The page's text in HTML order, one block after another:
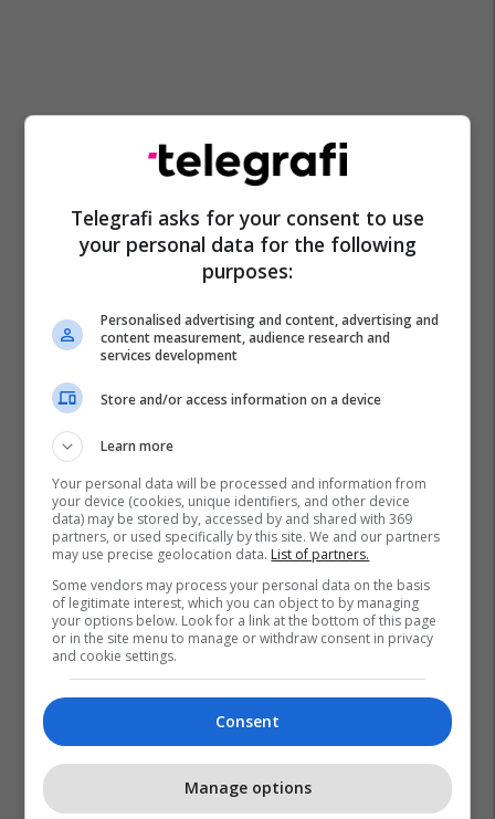
Telegrafi asks for your consent to use
your personal data for the following
purposes:
Personalised advertising and content, advertising and
content measurement, audience research and
services development
Store and/or access information on a device
Learn more
Your personal data will be processed and information from
your device (cookies, unique identifiers, and other device
data) may be stored by, accessed by and shared with 369
partners, or used specifically by this site. We and our partners
may use precise geolocation data. List of partners.
Some vendors may process your personal data on the basis
of legitimate interest, which you can object to by managing
your options below. Look for a link at the bottom of this page
or in the site menu to manage or withdraw consent in privacy
and cookie settings.
Consent
Manage options